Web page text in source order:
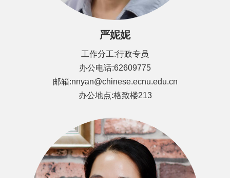
严妮妮
工作分工:行政专员
办公电话:62609775
邮箱:nnyan@chinese.ecnu.edu.cn
办公地点:格致楼213